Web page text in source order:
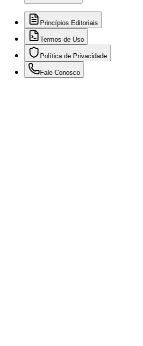
Princípios Editoriais
Termos de Uso
Política de Privacidade
Fale Conosco